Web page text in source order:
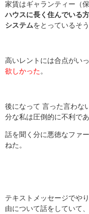
家賃はギャランティー（
ハウスに長く住んでいる
システムをとっているそう
高いレントには合点がいっ
欲しかった 。
後になって 言った言わな
分な私は圧倒的に不利であ
話を聞く分に悪徳なファ
ねた。
テキストメッセージでや
由について話をしていて